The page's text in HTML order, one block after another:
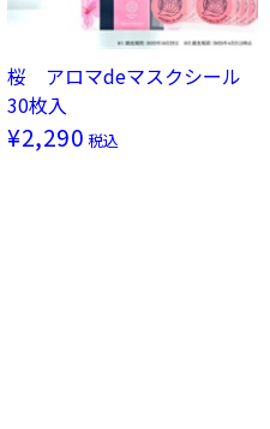
桜 アロマdeマスクシール
30枚入
¥2,290 税込